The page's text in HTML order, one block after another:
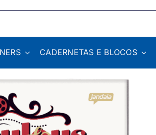
CADERNETAS E BLOCOS